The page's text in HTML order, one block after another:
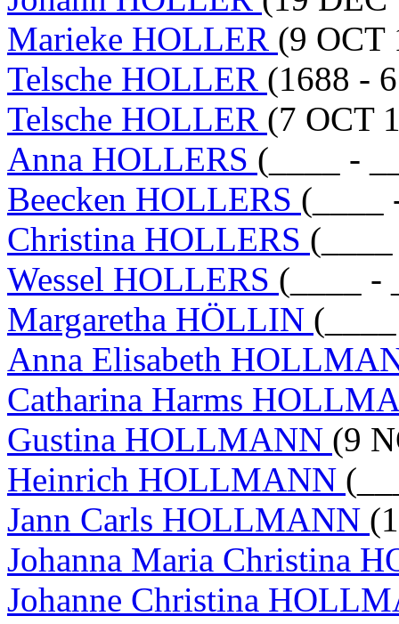
Marieke HOLLER (9 OCT
Telsche HOLLER (1688 -
Telsche HOLLER (7 OCT
Anna HOLLERS (____ -
Beecken HOLLERS (____
Christina HOLLERS
Wessel HOLLERS (____ -
Margaretha HÖLLIN
Anna Elisabeth
Catharina Harms
Gustina HOLLMANN (9
Heinrich HOLLMANN
Jann Carls HOLLMANN
Johanna Maria Christina
Johanne Christina